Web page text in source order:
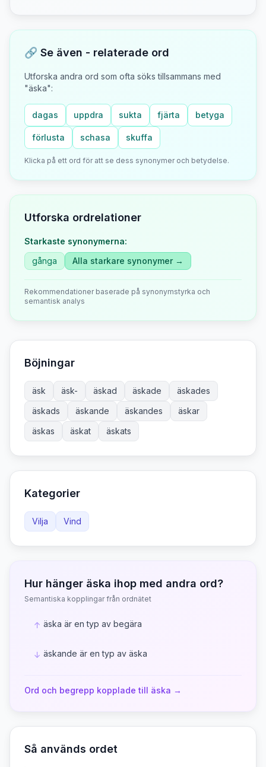
🔗 Se även - relaterade ord
Utforska andra ord som ofta söks tillsammans med
"äska":
dagas uppdra sukta fjärta betyga
förlusta schasa skuffa
Klicka på ett ord för att se dess synonymer och betydelse.
Utforska ordrelationer
Starkaste synonymerna:
gånga
Alla starkare synonymer →
Rekommendationer baserade på synonymstyrka och
semantisk analys
Böjningar
äsk äsk- äskad äskade
äskades
äskads
äskande äskandes
äskar
äskas
äskat äskats
Kategorier
Vilja Vind
Hur hänger äska ihop med andra ord?
Semantiska kopplingar från ordnätet
↑ äska är en typ av begära
↓ äskande är en typ av äska
Ord och begrepp kopplade till äska →
Så används ordet